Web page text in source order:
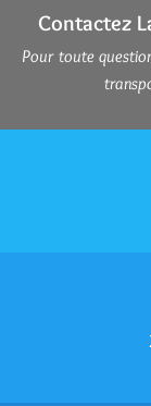
Contactez
Pour toute